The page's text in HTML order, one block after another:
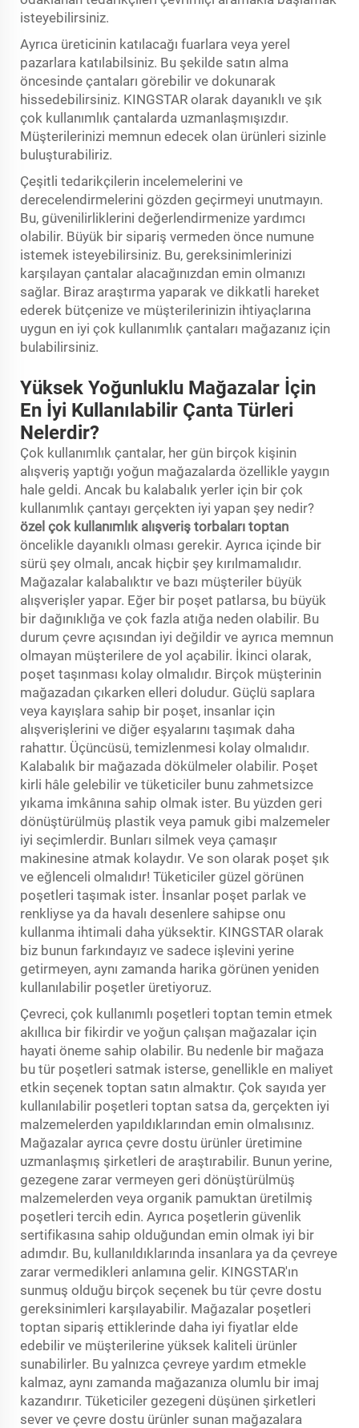
isteyebilirsiniz.
Ayrıca üreticinin katılacağı fuarlara veya yerel
pazarlara katılabilsiniz. Bu şekilde satın alma
öncesinde çantaları görebilir ve dokunarak
hissedebilirsiniz. KINGSTAR olarak dayanıklı ve şık
çok kullanımlık çantalarda uzmanlaşmışızdır.
Müşterilerinizi memnun edecek olan ürünleri sizinle
buluşturabiliriz.
Çeşitli tedarikçilerin incelemelerini ve
derecelendirmelerini gözden geçirmeyi unutmayın.
Bu, güvenilirliklerini değerlendirmenize yardımcı
olabilir. Büyük bir sipariş vermeden önce numune
istemek isteyebilirsiniz. Bu, gereksinimlerinizi
karşılayan çantalar alacağınızdan emin olmanızı
sağlar. Biraz araştırma yaparak ve dikkatli hareket
ederek bütçenize ve müşterilerinizin ihtiyaçlarına
uygun en iyi çok kullanımlık çantaları mağazanız için
bulabilirsiniz.
Yüksek Yoğunluklu Mağazalar İçin
En İyi Kullanılabilir Çanta Türleri
Nelerdir?
Çok kullanımlık çantalar, her gün birçok kişinin
alışveriş yaptığı yoğun mağazalarda özellikle yaygın
hale geldi. Ancak bu kalabalık yerler için bir çok
kullanımlık çantayı gerçekten iyi yapan şey nedir?
özel çok kullanımlık alışveriş torbaları toptan
öncelikle dayanıklı olması gerekir. Ayrıca içinde bir
sürü şey olmalı, ancak hiçbir şey kırılmamalıdır.
Mağazalar kalabalıktır ve bazı müşteriler büyük
alışverişler yapar. Eğer bir poşet patlarsa, bu büyük
bir dağınıklığa ve çok fazla atığa neden olabilir. Bu
durum çevre açısından iyi değildir ve ayrıca memnun
olmayan müşterilere de yol açabilir. İkinci olarak,
poşet taşınması kolay olmalıdır. Birçok müşterinin
mağazadan çıkarken elleri doludur. Güçlü saplara
veya kayışlara sahip bir poşet, insanlar için
alışverişlerini ve diğer eşyalarını taşımak daha
rahattır. Üçüncüsü, temizlenmesi kolay olmalıdır.
Kalabalık bir mağazada dökülmeler olabilir. Poşet
kirli hâle gelebilir ve tüketiciler bunu zahmetsizce
yıkama imkânına sahip olmak ister. Bu yüzden geri
dönüştürülmüş plastik veya pamuk gibi malzemeler
iyi seçimlerdir. Bunları silmek veya çamaşır
makinesine atmak kolaydır. Ve son olarak poşet şık
ve eğlenceli olmalıdır! Tüketiciler güzel görünen
poşetleri taşımak ister. İnsanlar poşet parlak ve
renkliyse ya da havalı desenlere sahipse onu
kullanma ihtimali daha yüksektir. KINGSTAR olarak
biz bunun farkındayız ve sadece işlevini yerine
getirmeyen, aynı zamanda harika görünen yeniden
kullanılabilir poşetler üretiyoruz.
Çevreci, çok kullanımlı poşetleri toptan temin etmek
akıllıca bir fikirdir ve yoğun çalışan mağazalar için
hayati öneme sahip olabilir. Bu nedenle bir mağaza
bu tür poşetleri satmak isterse, genellikle en maliyet
etkin seçenek toptan satın almaktır. Çok sayıda yer
kullanılabilir poşetleri toptan satsa da, gerçekten iyi
malzemelerden yapıldıklarından emin olmalısınız.
Mağazalar ayrıca çevre dostu ürünler üretimine
uzmanlaşmış şirketleri de araştırabilir. Bunun yerine,
gezegene zarar vermeyen geri dönüştürülmüş
malzemelerden veya organik pamuktan üretilmiş
poşetleri tercih edin. Ayrıca poşetlerin güvenlik
sertifikasına sahip olduğundan emin olmak iyi bir
adımdır. Bu, kullanıldıklarında insanlara ya da çevreye
zarar vermedikleri anlamına gelir. KINGSTAR'ın
sunmuş olduğu birçok seçenek bu tür çevre dostu
gereksinimleri karşılayabilir. Mağazalar poşetleri
toptan sipariş ettiklerinde daha iyi fiyatlar elde
edebilir ve müşterilerine yüksek kaliteli ürünler
sunabilirler. Bu yalnızca çevreye yardım etmekle
kalmaz, aynı zamanda mağazanıza olumlu bir imaj
kazandırır. Tüketiciler gezegeni düşünen şirketleri
sever ve çevre dostu ürünler sunan mağazalara